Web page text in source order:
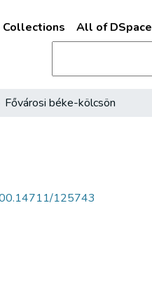
Collections All of DSpace
Fővárosi béke-kölcsön
125743